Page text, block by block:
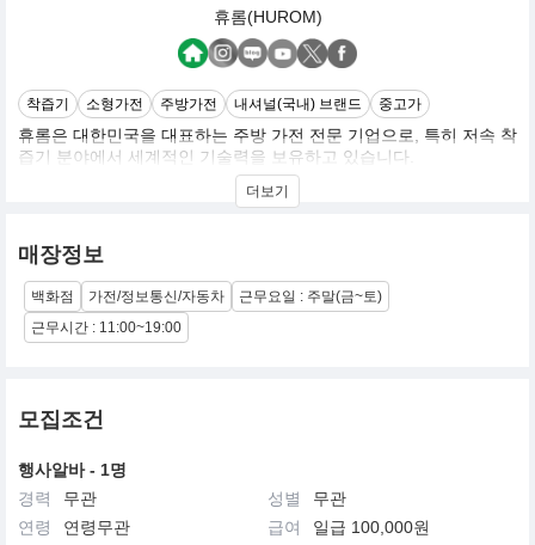
휴롬(HUROM)
착즙기 소형가전 주방가전 내셔널(국내) 브랜드 중고가
휴롬은 대한민국을 대표하는 주방 가전 전문 기업으로, 특히 저속 착
즙기 분야에서 세계적인 기술력을 보유하고 있습니다.
주요 특징과 정보는 다음과 같습니다.
기술적 차별성
기존의 고속 믹서기가 칼날의 회전력으로 재료를 갈아내는 방식이
라면, 휴롬은 스크류를 이용해 재료를 천천히 눌러 짜는 저속 착즙
시스템을 사용합니다. 이 방식은 마찰열 발생을 최소화하여 과채류
에 포함된 효소와 비타민 등 영양소 파괴를 줄여주는 장점이 있습니
단순한 기계 판매를 넘어 채소와 과일을 통한 건강한 식습관을 제안
하는 것을 목표로 합니다. 전 세계적으로 건강 주스 문화를 확산시키
제품의 진화
초기 모델은 세척이 다소 번거롭다는 의견이 많았으나, 최근에는 필
더보기
매장정보
백화점 가전/정보통신/자동차
근무요일 : 주말(금~토)
근무시간 : 11:00~19:00
모집조건
행사알바 - 1명
경력
무관 성별
무관
연령
연령무관 급여
일급 100,000원